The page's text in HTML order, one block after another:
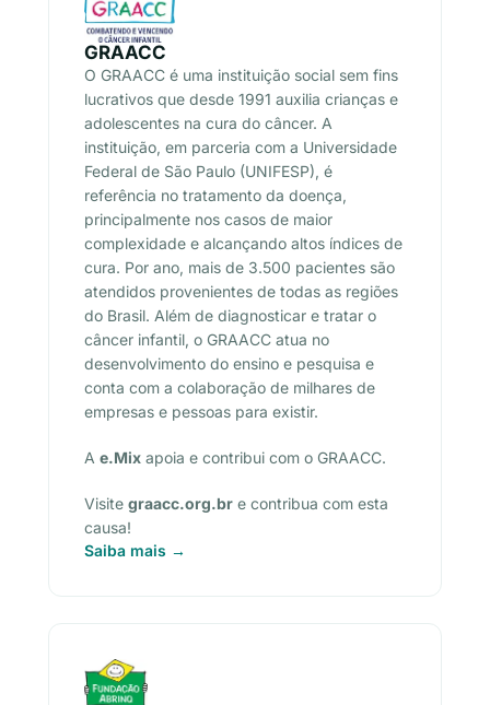
GRAACC
O GRAACC é uma instituição social sem fins
lucrativos que desde 1991 auxilia crianças e
adolescentes na cura do câncer. A
instituição, em parceria com a Universidade
Federal de São Paulo (UNIFESP), é
referência no tratamento da doença,
principalmente nos casos de maior
complexidade e alcançando altos índices de
cura. Por ano, mais de 3.500 pacientes são
atendidos provenientes de todas as regiões
do Brasil. Além de diagnosticar e tratar o
câncer infantil, o GRAACC atua no
desenvolvimento do ensino e pesquisa e
conta com a colaboração de milhares de
empresas e pessoas para existir.
A e.Mix apoia e contribui com o GRAACC.
Visite graacc.org.br e contribua com esta
causa!
Saiba mais →